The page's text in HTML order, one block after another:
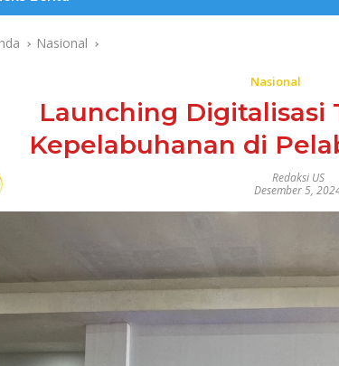
Nasional
Nasional
Launching Digitalisasi
Kepelabuhanan di
Redaksi US
Desember 5,